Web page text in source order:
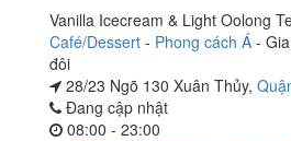
Vanilla Icecream & Light Oolong
Café/Dessert - Phong cách Á -
đôi
28/23 Ngõ 130 Xuân Thủy,
Đang cập nhật
08:00 - 23:00